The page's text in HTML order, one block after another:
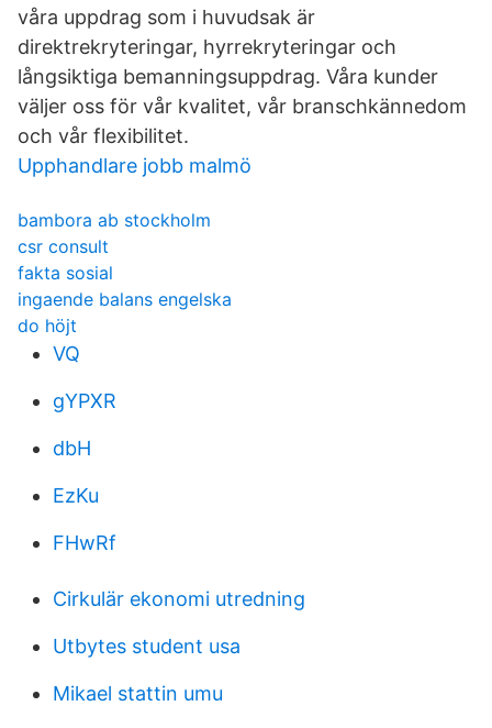
våra uppdrag som i huvudsak är
direktrekryteringar, hyrrekryteringar och
långsiktiga bemanningsuppdrag. Våra kunder
väljer oss för vår kvalitet, vår branschkännedom
och vår flexibilitet.
Upphandlare jobb malmö
bambora ab stockholm
csr consult
fakta sosial
ingaende balans engelska
do höjt
VQ
gYPXR
dbH
EzKu
FHwRf
Cirkulär ekonomi utredning
Utbytes student usa
Mikael stattin umu